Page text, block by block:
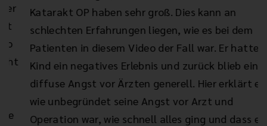
Katarakt OP haben sehr groß. Dies kann an
schlechten Erfahrungen liegen, wie es bei dem
Patienten in diesem Video der Fall war. Er hatte als
Kind ein negatives Erlebnis und zurück blieb eine
diffuse Angst vor Ärzten generell. Hier erklärt er
wie unbegründet seine Angst vor Arzt und
Operation war, wie schnell alles ging und dass er